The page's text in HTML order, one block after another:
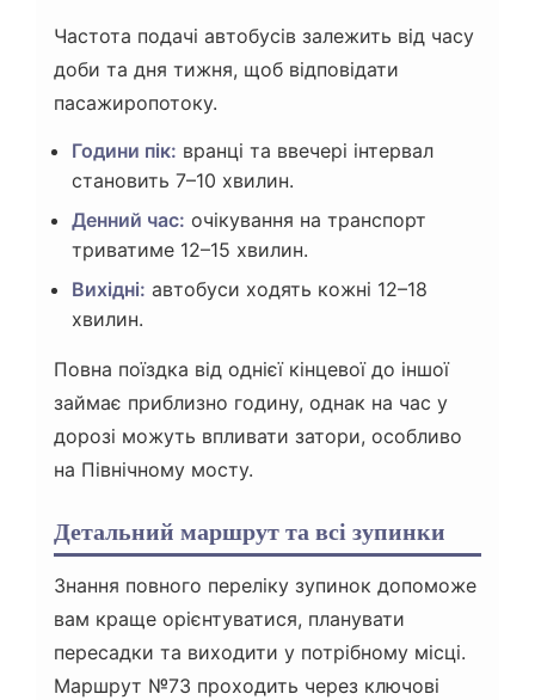
Частота подачі автобусів залежить від часу
доби та дня тижня, щоб відповідати
пасажиропотоку.
Години пік: вранці та ввечері інтервал
становить 7–10 хвилин.
Денний час: очікування на транспорт
триватиме 12–15 хвилин.
Вихідні: автобуси ходять кожні 12–18
хвилин.
Повна поїздка від однієї кінцевої до іншої
займає приблизно годину, однак на час у
дорозі можуть впливати затори, особливо
на Північному мосту.
Детальний маршрут та всі зупинки
Знання повного переліку зупинок допоможе
вам краще орієнтуватися, планувати
пересадки та виходити у потрібному місці.
Маршрут №73 проходить через ключові